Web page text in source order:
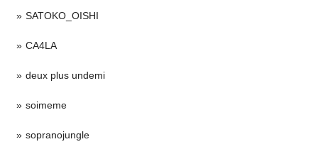
SATOKO_OISHI
CA4LA
deux plus undemi
soimeme
sopranojungle